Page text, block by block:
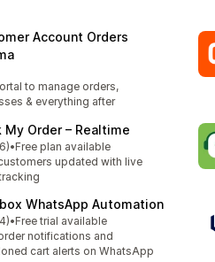
Account Orders
to manage orders,
& everything after
My Order – Realtime
5 顆星
評價
•Free plan available
updated with live
WhatsApp Automation
5 顆星
評價
•Free trial available
notifications and
cart alerts on WhatsApp